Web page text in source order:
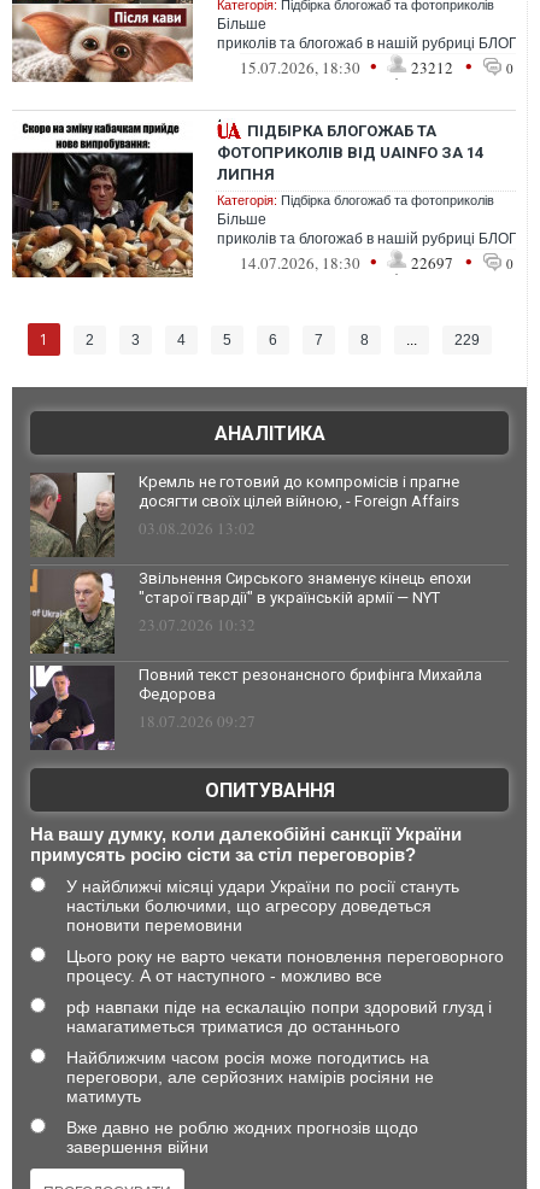
Категорія: Підбірка блогожаб та фотоприколів
Більше
приколів та блогожаб в нашій рубриці
15.07.2026, 18:30 • 23212 • 0
ПІДБІРКА БЛОГОЖАБ ТА
ФОТОПРИКОЛІВ ВІД UAINFO ЗА 14
ЛИПНЯ
Категорія: Підбірка блогожаб та фотоприколів
Більше
приколів та блогожаб в нашій рубриці
14.07.2026, 18:30 • 22697 • 0
1 2 3 4 5 6 7 8 ... 229
АНАЛІТИКА
Кремль не готовий до компромісів і прагне
досягти своїх цілей війною, - Foreign Affairs
03.08.2026 13:02
Звільнення Сирського знаменує кінець епохи
"старої гвардії" в українській армії — NYT
23.07.2026 10:32
Повний текст резонансного брифінга Михайла
Федорова
18.07.2026 09:27
ОПИТУВАННЯ
На вашу думку, коли далекобійні санкції України
примусять росію сісти за стіл переговорів?
У найближчі місяці удари України по росії стануть
настільки болючими, що агресору доведеться
поновити перемовини
Цього року не варто чекати поновлення переговорного
процесу. А от наступного - можливо все
рф навпаки піде на ескалацію попри здоровий глузд і
намагатиметься триматися до останнього
Найближчим часом росія може погодитись на
переговори, але серйозних намірів росіяни не
матимуть
Вже давно не роблю жодних прогнозів щодо
завершення війни